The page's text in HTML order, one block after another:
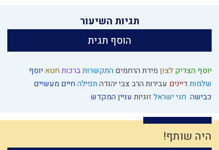
יוסף הצדיק לצוןמידת הרחמים התקשרותברכותחטא יוסף
שלמותדיינים עבירותהרב צבי יהודהתפילהחיים מעשיים
כבישה חגי ישראל זוגיותעניין המקדש
היה שותף!
תגיות השיעור
הוסף תגית